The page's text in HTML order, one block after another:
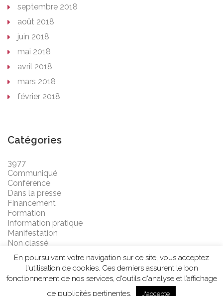
septembre 2018
août 2018
juin 2018
mai 2018
avril 2018
mars 2018
février 2018
Catégories
3977
Communiqué
Conférence
Dans la presse
Financement
Formation
Information pratique
Manifestation
Non classé
En poursuivant votre navigation sur ce site, vous acceptez
l'utilisation de cookies. Ces derniers assurent le bon
fonctionnement de nos services, d'outils d'analyse et l’affichage
de publicités pertinentes.
J'accepte